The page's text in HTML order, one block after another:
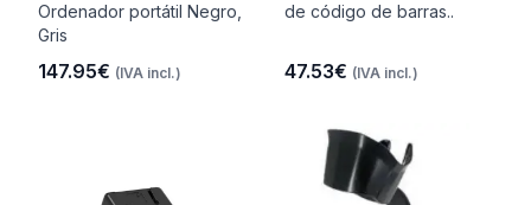
Ordenador portátil Negro,
Gris
147.95€ (IVA incl.)
de código de barras..
47.53€ (IVA incl.)